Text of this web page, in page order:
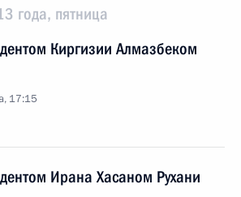
года, пятница
Киргизии Алмазбеком
17:15
Ирана Хасаном Рухани